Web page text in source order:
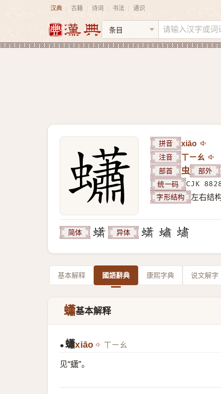
汉典 古籍 诗词 书法 通识
拼音 xiāo
注音 ㄒㄧㄠ
部首 虫 部外
统一码 CJK
字形结构 左右结
简体 异体
基本解释 國語辭典 康熙字典 说文解字
蠨基本解释
● 蠨xiāo ㄒㄧㄠ
见“蟏”。